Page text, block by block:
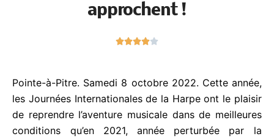
approchent !
N
é
u
r
Pointe-à-Pitre. Samedi 8 octobre 2022. Cette
année, les Journées Internationales de la Harpe ont
le plaisir de reprendre l’aventure musicale dans de
meilleures conditions qu’en 2021, année perturbée